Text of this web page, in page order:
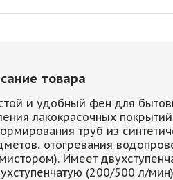
товара
и удобный фен для
лакокрасочных
труб из
отогревания
Имеет
(200/500 л/